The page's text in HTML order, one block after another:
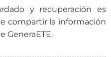
y recuperación es
compartir la información
GeneraETE.